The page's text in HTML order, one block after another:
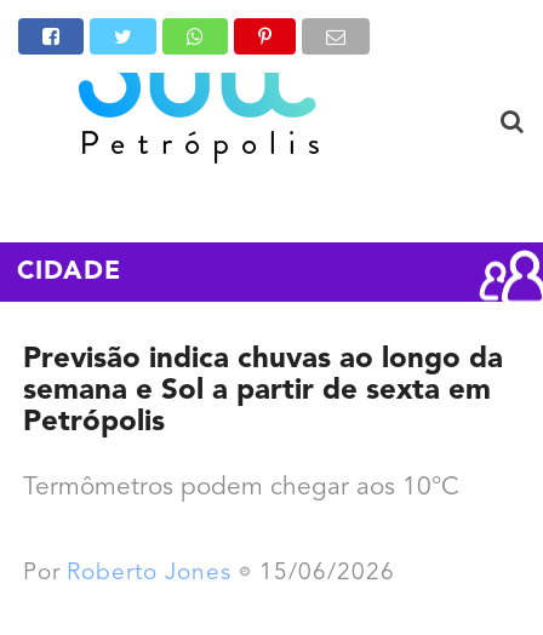
CIDADE
Previsão indica chuvas ao longo da
semana e Sol a partir de sexta em
Petrópolis
Termômetros podem chegar aos 10°C
Por Roberto Jones 15/06/2026